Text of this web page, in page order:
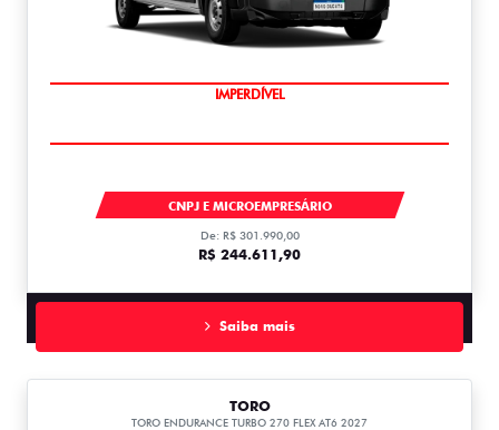
IMPERDÍVEL
CNPJ E MICROEMPRESÁRIO
De: R$ 301.990,00
R$ 244.611,90
Saiba mais
TORO
TORO ENDURANCE TURBO 270 FLEX AT6 2027